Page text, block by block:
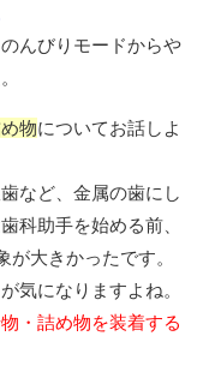
んびりモードからや
物についてお話しよ
など、金属の歯にし
科助手を始める前、
大きかったです。
気になりますよね。
・詰め物を装着する